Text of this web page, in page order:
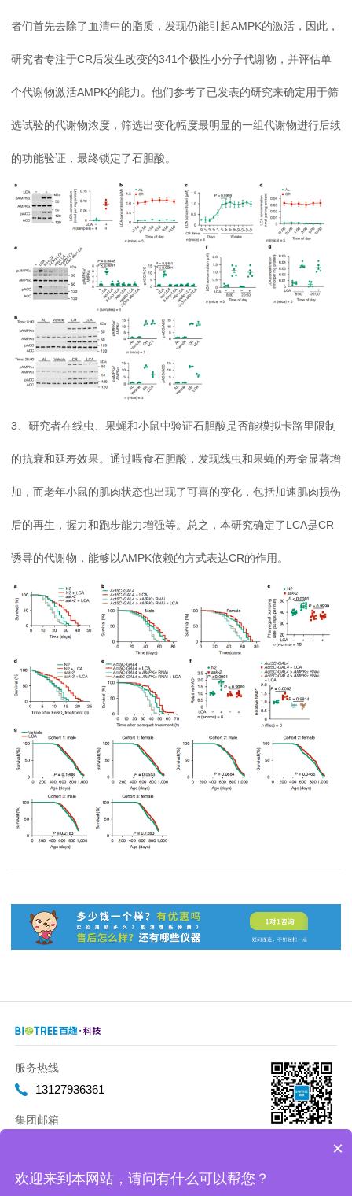
者们首先去除了血清中的脂质，发现仍能引起AMPK的激活，因此，
研究者专注于CR后发生改变的341个极性小分子代谢物，并评估单
个代谢物激活AMPK的能力。他们参考了已发表的研究来确定用于筛
选试验的代谢物浓度，筛选出变化幅度最明显的一组代谢物进行后续
的功能验证，最终锁定了石胆酸。
3、研究者在线虫、果蝇和小鼠中验证石胆酸是否能模拟卡路里限制
的抗衰和延寿效果。通过喂食石胆酸，发现线虫和果蝇的寿命显著增
加，而老年小鼠的肌肉状态也出现了可喜的变化，包括加速肌肉损伤
后的再生，握力和跑步能力增强等。总之，本研究确定了LCA是CR
诱导的代谢物，能够以AMPK依赖的方式表达CR的作用。
服务热线
13127936361
集团邮箱
×
欢迎来到本网站，请问有什么可以帮您？